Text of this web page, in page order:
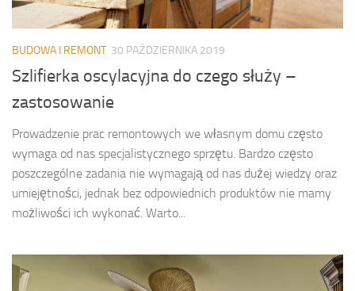
BUDOWA I REMONT 30 PAŹDZIERNIKA 2019
Szlifierka oscylacyjna do czego służy –
zastosowanie
Prowadzenie prac remontowych we własnym domu często
wymaga od nas specjalistycznego sprzętu. Bardzo często
poszczególne zadania nie wymagają od nas dużej wiedzy oraz
umiejętności, jednak bez odpowiednich produktów nie mamy
możliwości ich wykonać. Warto...